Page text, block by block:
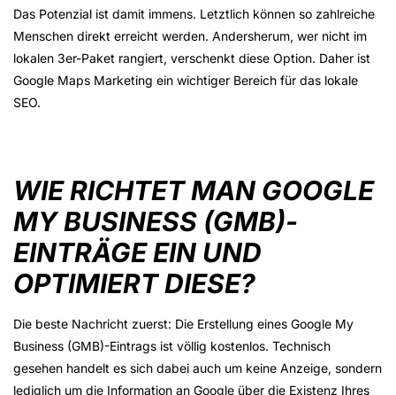
Das Potenzial ist damit immens. Letztlich können so zahlreiche
Menschen direkt erreicht werden. Andersherum, wer nicht im
lokalen 3er-Paket rangiert, verschenkt diese Option. Daher ist
Google Maps Marketing ein wichtiger Bereich für das lokale
SEO.
WIE RICHTET MAN GOOGLE
MY BUSINESS (GMB)-
EINTRÄGE EIN UND
OPTIMIERT DIESE?
Die beste Nachricht zuerst: Die Erstellung eines Google My
Business (GMB)-Eintrags ist völlig kostenlos. Technisch
gesehen handelt es sich dabei auch um keine Anzeige, sondern
lediglich um die Information an Google über die Existenz Ihres